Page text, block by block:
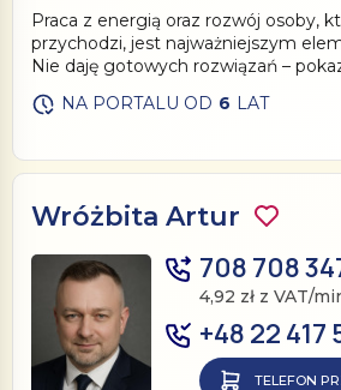
Praca z energią oraz rozwój osoby,
przychodzi, jest najważniejszym
Nie daję gotowych rozwiązań –
NA PORTALU OD 6 LAT
Wróżbita Artur
708 708
4,92 zł z VAT/
+48 22 417
TELEFON